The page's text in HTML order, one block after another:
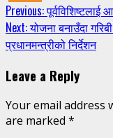
Continue
Reading
Previous:
Next:योजना बनाउँदा
प्रधानमन्त्रीको निर्देशन
Leave a Reply
Your email address
are marked *